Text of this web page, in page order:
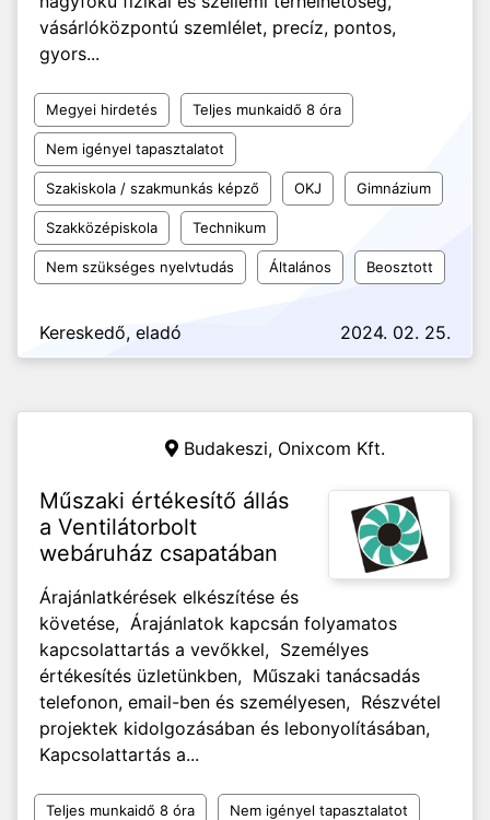
vásárlóközpontú szemlélet, precíz, pontos,
gyors...
Megyei hirdetés Teljes munkaidő 8 óra
Nem igényel tapasztalatot
Szakiskola / szakmunkás képző OKJ Gimnázium
Szakközépiskola Technikum
Nem szükséges nyelvtudás Általános Beosztott
Kereskedő, eladó 2024. 02. 25.
Budakeszi, Onixcom Kft.
Műszaki értékesítő állás
a Ventilátorbolt
webáruház csapatában
Árajánlatkérések elkészítése és
követése, Árajánlatok kapcsán folyamatos
kapcsolattartás a vevőkkel, Személyes
értékesítés üzletünkben, Műszaki tanácsadás
telefonon, email-ben és személyesen, Részvétel
projektek kidolgozásában és lebonyolításában,
Kapcsolattartás a...
Teljes munkaidő 8 óra Nem igényel tapasztalatot